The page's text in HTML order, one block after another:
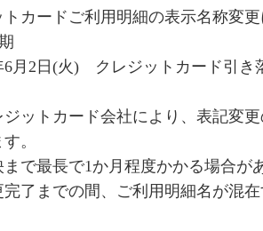
トカードご利用明細の表示名称変
2日(火) クレジットカード引き
トカード会社により、表記変更
。
最長で1か月程度かかる場合が
までの間、ご利用明細名が混在